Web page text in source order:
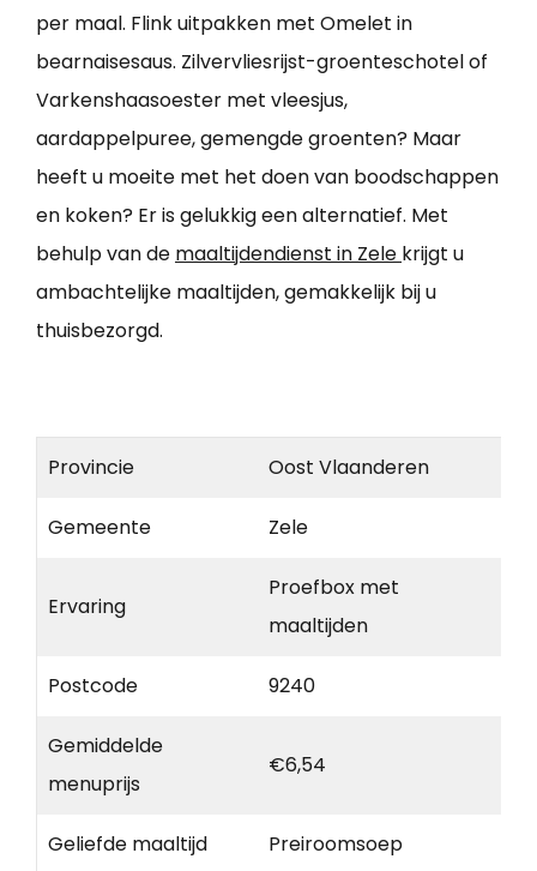
per maal. Flink uitpakken met Omelet in
bearnaisesaus. Zilvervliesrijst-groenteschotel of
Varkenshaasoester met vleesjus,
aardappelpuree, gemengde groenten? Maar
heeft u moeite met het doen van boodschappen
en koken? Er is gelukkig een alternatief. Met
behulp van de maaltijdendienst in Zele krijgt u
ambachtelijke maaltijden, gemakkelijk bij u
thuisbezorgd.
Provincie Oost Vlaanderen
Gemeente Zele
Ervaring
Proefbox met
maaltijden
Postcode 9240
Gemiddelde
menuprijs
€6,54
Geliefde maaltijd Preiroomsoep